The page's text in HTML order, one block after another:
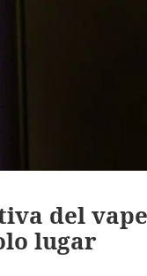
del
lugar